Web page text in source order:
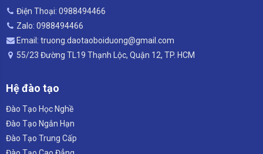
Điện Thoại: 0988494466
Zalo: 0988494466
Email: truong.daotaoboiduong@gmail.com
55/23 Đường TL19 Thạnh Lộc, Quận 12, TP. HCM
Hệ đào tạo
Đào Tạo Học Nghề
Đào Tạo Ngắn Hạn
Đào Tạo Trung Cấp